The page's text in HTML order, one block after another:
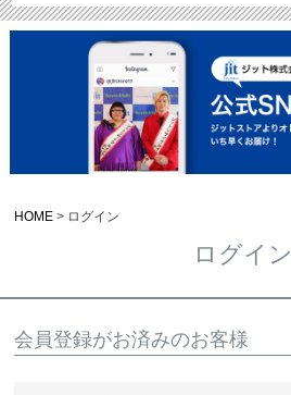
HOME ログイン
ログイン
会員登録がお済みのお客様